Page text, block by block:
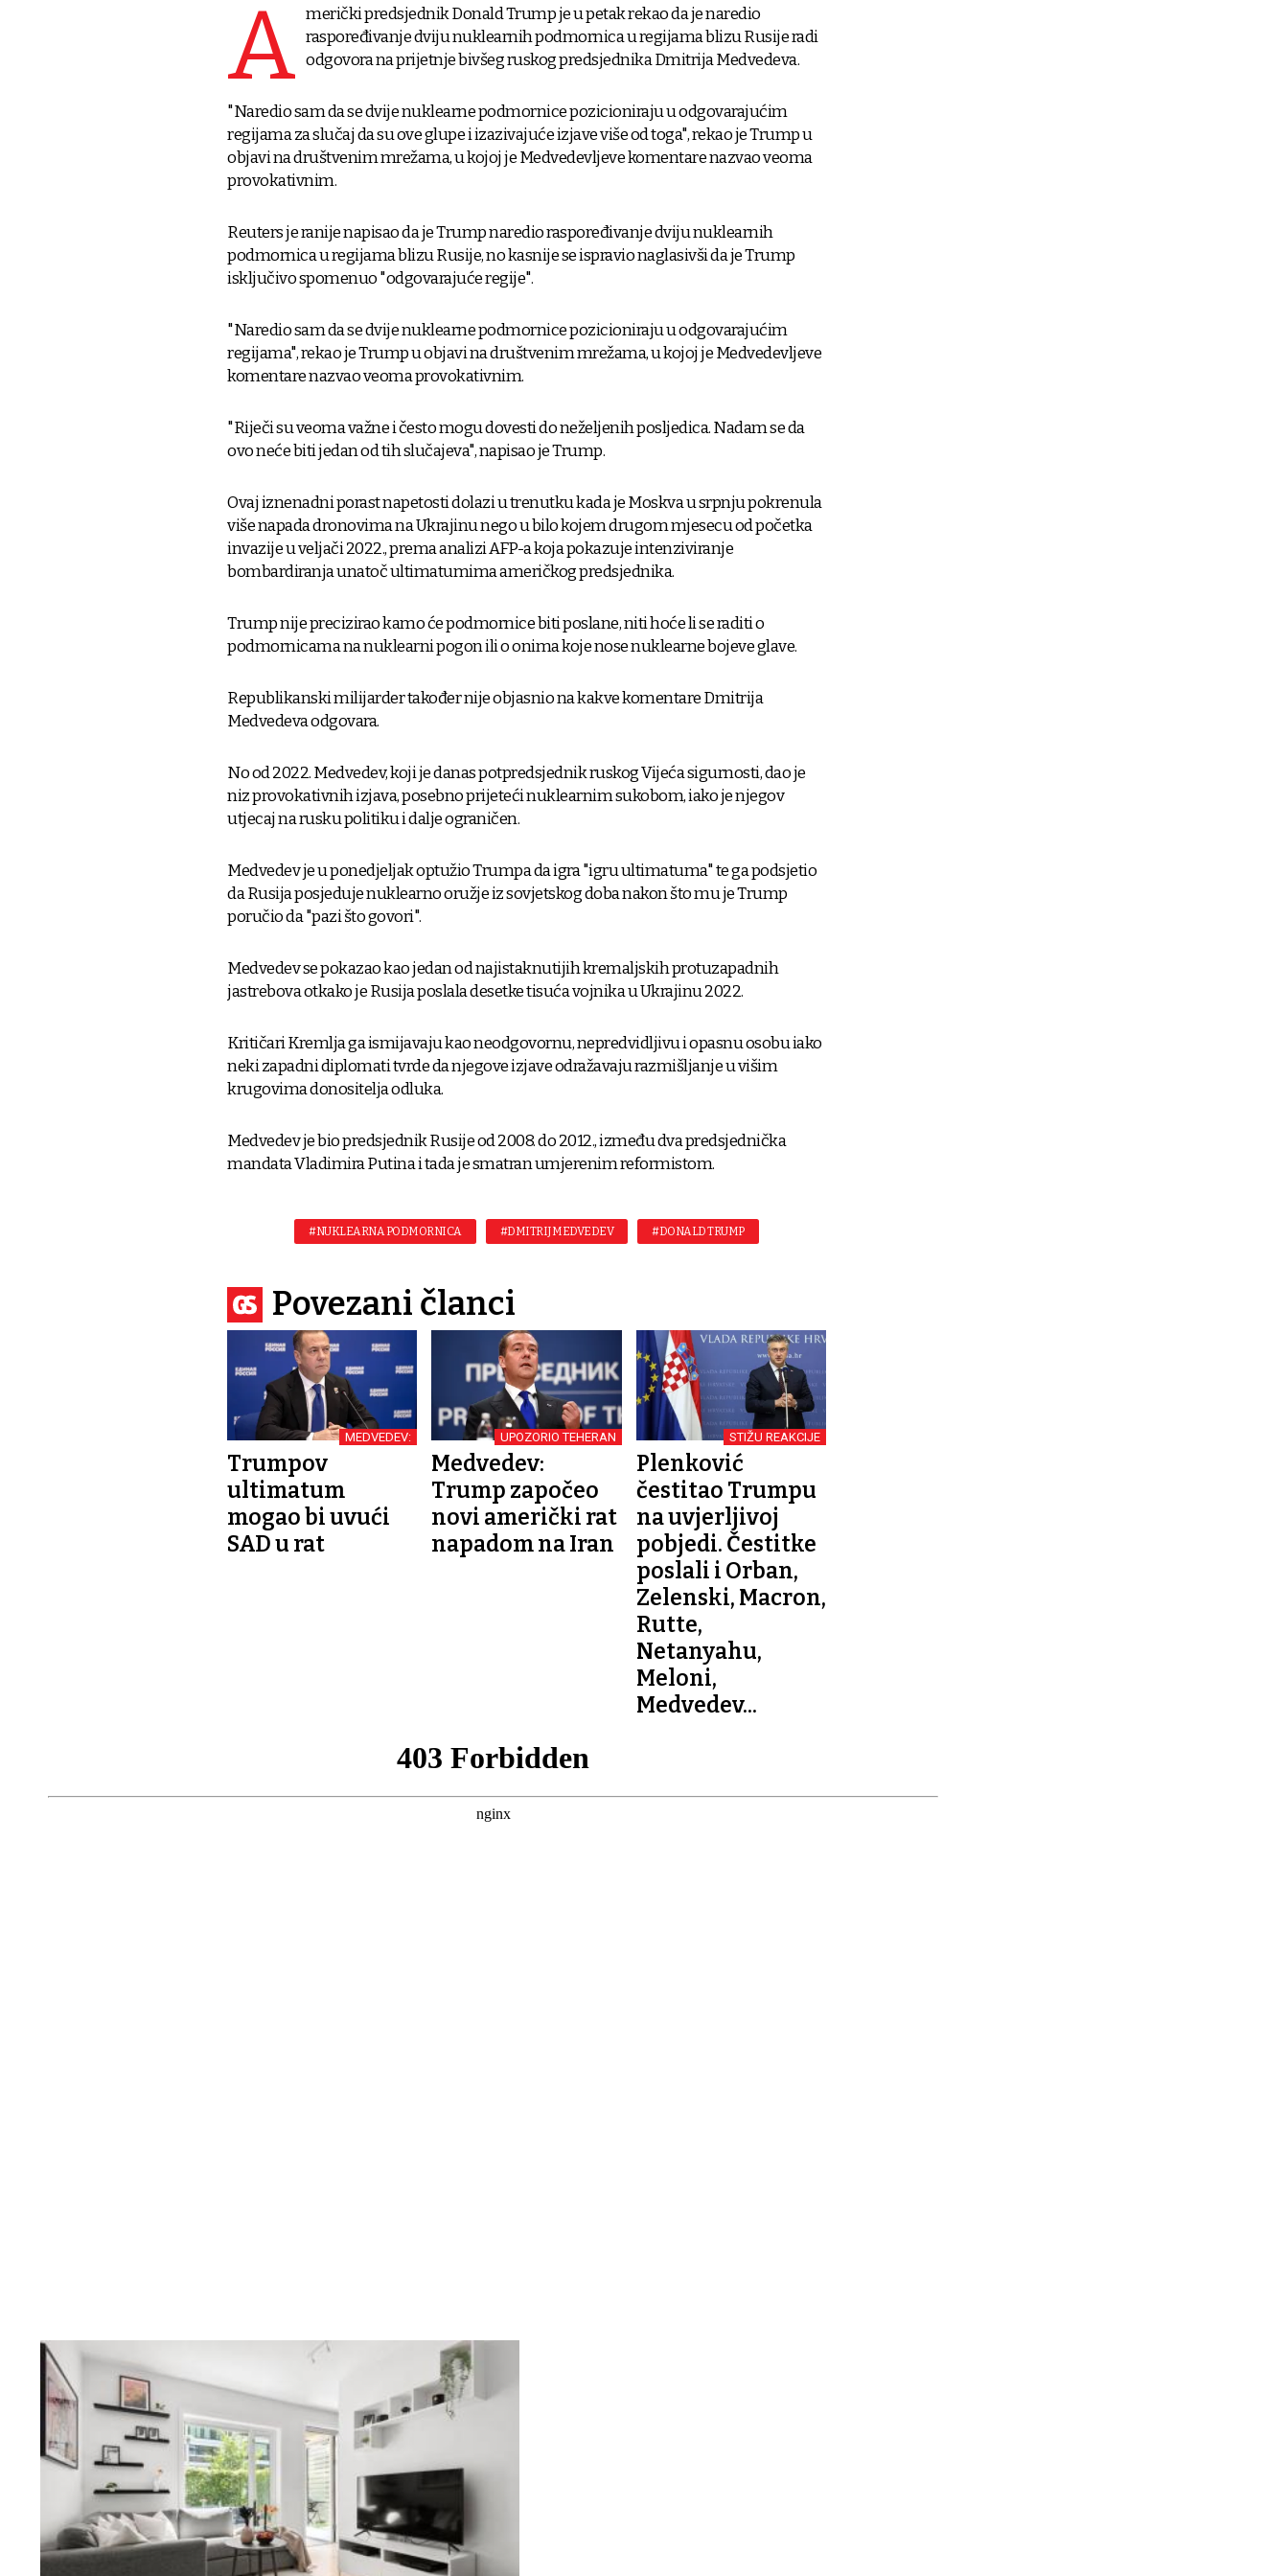
A merički predsjednik Donald Trump je u petak rekao da je naredio
raspoređivanje dviju nuklearnih podmornica u regijama blizu Rusije radi
odgovora na prijetnje bivšeg ruskog predsjednika Dmitrija Medvedeva.
"Naredio sam da se dvije nuklearne podmornice pozicioniraju u odgovarajućim
regijama za slučaj da su ove glupe i izazivajuće izjave više od toga", rekao je Trump u
objavi na društvenim mrežama, u kojoj je Medvedevljeve komentare nazvao veoma
provokativnim.
Reuters je ranije napisao da je Trump naredio raspoređivanje dviju nuklearnih
podmornica u regijama blizu Rusije, no kasnije se ispravio naglasivši da je Trump
isključivo spomenuo "odgovarajuće regije".
"Naredio sam da se dvije nuklearne podmornice pozicioniraju u odgovarajućim
regijama", rekao je Trump u objavi na društvenim mrežama, u kojoj je Medvedevljeve
komentare nazvao veoma provokativnim.
"Riječi su veoma važne i često mogu dovesti do neželjenih posljedica. Nadam se da
ovo neće biti jedan od tih slučajeva", napisao je Trump.
Ovaj iznenadni porast napetosti dolazi u trenutku kada je Moskva u srpnju pokrenula
više napada dronovima na Ukrajinu nego u bilo kojem drugom mjesecu od početka
invazije u veljači 2022., prema analizi AFP-a koja pokazuje intenziviranje
bombardiranja unatoč ultimatumima američkog predsjednika.
Trump nije precizirao kamo će podmornice biti poslane, niti hoće li se raditi o
podmornicama na nuklearni pogon ili o onima koje nose nuklearne bojeve glave.
Republikanski milijarder također nije objasnio na kakve komentare Dmitrija
Medvedeva odgovara.
No od 2022. Medvedev, koji je danas potpredsjednik ruskog Vijeća sigurnosti, dao je
niz provokativnih izjava, posebno prijeteći nuklearnim sukobom, iako je njegov
utjecaj na rusku politiku i dalje ograničen.
Medvedev je u ponedjeljak optužio Trumpa da igra "igru ultimatuma" te ga podsjetio
da Rusija posjeduje nuklearno oružje iz sovjetskog doba nakon što mu je Trump
poručio da "pazi što govori".
Medvedev se pokazao kao jedan od najistaknutijih kremaljskih protuzapadnih
jastrebova otkako je Rusija poslala desetke tisuća vojnika u Ukrajinu 2022.
Kritičari Kremlja ga ismijavaju kao neodgovornu, nepredvidljivu i opasnu osobu iako
neki zapadni diplomati tvrde da njegove izjave odražavaju razmišljanje u višim
krugovima donositelja odluka.
Medvedev je bio predsjednik Rusije od 2008. do 2012., između dva predsjednička
mandata Vladimira Putina i tada je smatran umjerenim reformistom.
#NUKLEARNA PODMORNICA #DMITRIJ MEDVEDEV #DONALD TRUMP
Povezani članci
MEDVEDEV:
Trumpov
ultimatum
mogao bi uvući
SAD u rat
UPOZORIO TEHERAN
Medvedev:
Trump započeo
novi američki rat
napadom na Iran
STIŽU REAKCIJE
Plenković
čestitao Trumpu
na uvjerljivoj
pobjedi. Čestitke
poslali i Orban,
Zelenski, Macron,
Rutte,
Netanyahu,
Meloni,
Medvedev...